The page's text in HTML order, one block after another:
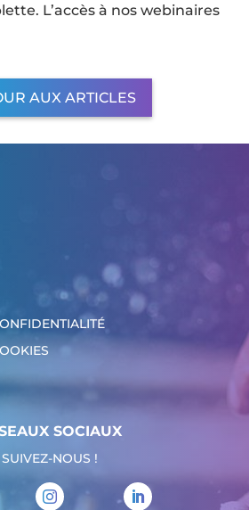
L’accès à nos webinaires
AUX ARTICLES
SOCIAUX
SUIVEZ-NOUS !